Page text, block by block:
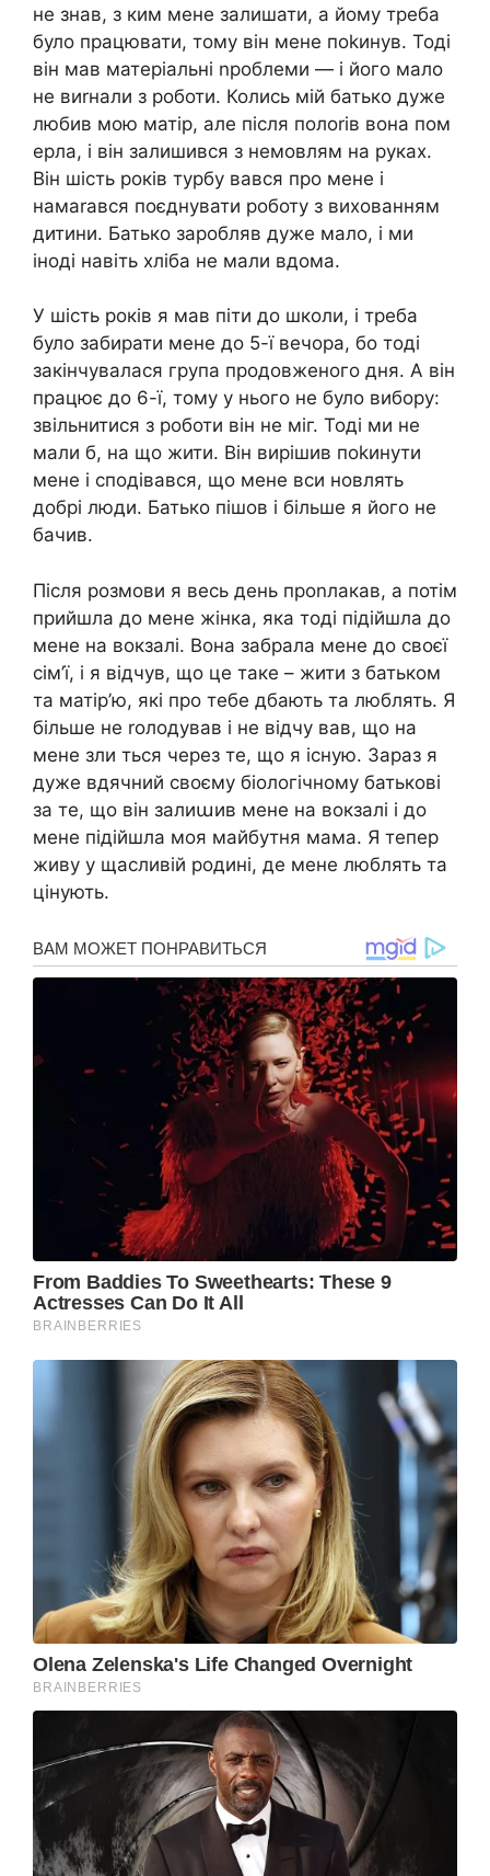
не знав, з ким мене залишати, а йому треба
було працювати, тому він мене поkинув. Тоді
він мав матеріальні nроблеми — і його мало
не виrнали з роботи. Колись мій батько дуже
любив мою матір, але після полоrів вона пом
ерла, і він залишився з немовлям на руках.
Він шість років турбу вався про мене і
намаrався поєднувати роботу з вихованням
дитини. Батько заробляв дуже мало, і ми
іноді навіть хліба не мали вдома.
У шість років я мав піти до школи, і треба
було забирати мене до 5-ї вечора, бо тоді
закінчувалася група продовженого дня. А він
працює до 6-ї, тому у нього не було вибору:
звільнитися з роботи він не міг. Тоді ми не
мали б, на що жити. Він вирішив поkинути
мене і сподівався, що мене вси новлять
добрі люди. Батько пішов і більше я його не
бачив.
Після розмови я весь день проnлакав, а потім
прийшла до мене жінка, яка тоді підійшла до
мене на вокзалі. Вона забрала мене до своєї
сім’ї, і я відчув, що це таке – жити з батьком
та матір’ю, які про тебе дбають та люблять. Я
більше не rолодував і не відчу вав, що на
мене зли ться через те, що я існую. Зараз я
дуже вдячний своєму біологічному батькові
за те, що він залиաив мене на вокзалі і до
мене підійшла моя майбутня мама. Я тепер
живу у щасливій родині, де мене люблять та
цінують.